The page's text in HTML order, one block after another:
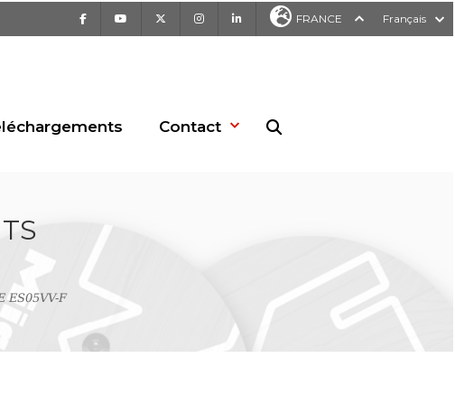
Facebook Youtube InstagramLinkedIn FRANCE Français
Contact
ES05VV-F